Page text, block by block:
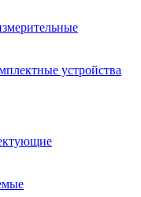
устройства